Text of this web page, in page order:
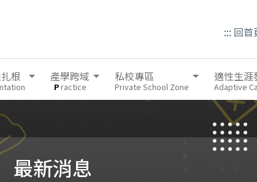
::: 回首
根 產學跨域
Practice
私校專區
Private School Zone
適性生涯
Adaptive
最新消息